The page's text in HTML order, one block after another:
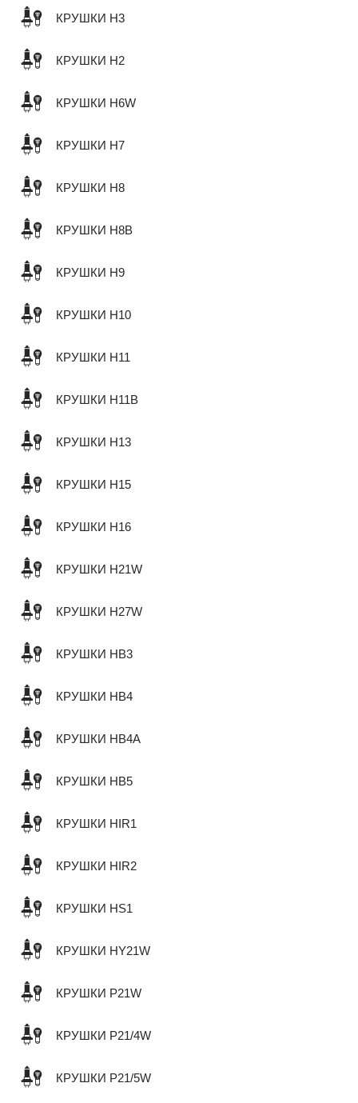
КРУШКИ H3
КРУШКИ H2
КРУШКИ H6W
КРУШКИ H7
КРУШКИ H8
КРУШКИ H8B
КРУШКИ H9
КРУШКИ H10
КРУШКИ H11
КРУШКИ H11B
КРУШКИ H13
КРУШКИ H15
КРУШКИ H16
КРУШКИ H21W
КРУШКИ H27W
КРУШКИ HB3
КРУШКИ HB4
КРУШКИ HB4A
КРУШКИ HB5
КРУШКИ HIR1
КРУШКИ HIR2
КРУШКИ HS1
КРУШКИ HY21W
КРУШКИ P21W
КРУШКИ P21/4W
КРУШКИ P21/5W